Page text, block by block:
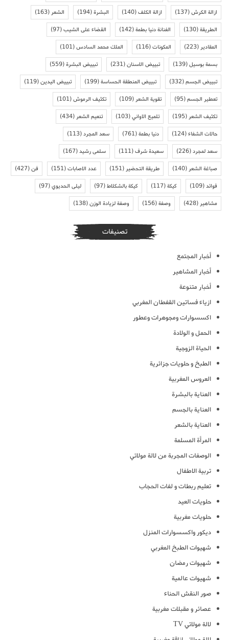
ازالة الكرش(137) ازالة الكلف(140) البشرة(194) الشعر(163)
الطريقة(130) الفنانة دنيا بطمة(142) القضاء على الشيب(97)
المقادير(223) المكونات(116) الملك محمد السادس(101)
بسمة بوسيل(139) تبييض الاسنان(231) تبييض البشرة(559)
تبييض الجسم(332) تبييض المنطقة الحساسة(199) تبييض اليدين(119)
تعطير الجسم(95) تقوية الشعر(109) تكثيف الرموش(101)
تكثيف الشعر(195) تلميع الاواني(103) تنعيم الشعر(434)
حالات الشفاء(124) دنيا بطمة(761) سعد المجرد(113)
سعد لمجرد(226) سعيدة شرف(111) سلمى رشيد(167)
صباغة الشعر(140) طريقة التحضير(151) عدد الاصابات(151) فن(427)
فوائد(109) كيكة(117) كيكة بالشكلاط(97) ليلى الحديوي(97)
مشاهير(428) وصفة(156) وصفة لزيادة الوزن(138)
تصنيفات
أخبار المجتمع
أخبار المشاهير
أخبار متنوعة
ازياء فساتين القفطان المغربي
اكسسوارات ومجوهرات وعطور
الحمل و الولادة
الحياة الزوجية
الطبخ و حلويات جزائرية
العروس المغربية
العناية بالبشرة
العناية بالجسم
العناية بالشعر
المرأة المسلمة
الوصفات المجربة من لالة مولاتي
تربية الاطفال
تعليم ربطات و لفات الحجاب
حلويات العيد
حلويات مغربية
ديكور واكسسوارات المنزل
شهيوات الطبخ المغربي
شهيوات رمضان
شهيوات عالمية
صور النقش الحناء
عصائر و مقبلات مغربية
لالة مولاتي TV